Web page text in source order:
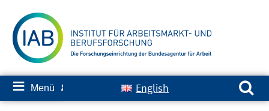
zum
Inhalt
≡ Menü ✘ English
Suchen nach: